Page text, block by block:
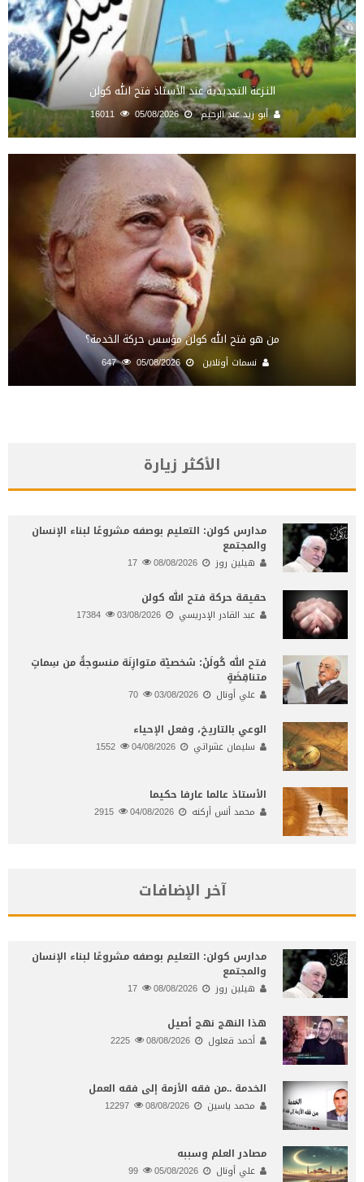
النـزعة التجديدية عند الأستاذ فتح الله كولن
أبو زيد عبد الرحيم 05/08/2026
16011
من هو فتح الله كولن مؤسس حركة الخدمة؟
نسمات أونلاين 05/08/2026
647
الأكثر زيارة
مدارس كولن: التعليم بوصفه مشروعًا لبناء الإنسان
والمجتمع
هيلين روز 08/08/2026
حقيقة حركة فتح الله كولن
عبد القادر الإدريسي 03/08/2026
فتح الله كُولَنْ: شخصيّة متوازِنَة منسوجةٌ من سِماتٍ
متناقِضَةٍ
علي أونال 03/08/2026
الوعي بالتاريخ، وفعل الإحياء
سليمان عشراتي 04/08/2026
الأستاذ عالما عارفا حكيما
محمد أنس أركنه 04/08/2026
آخر الإضافات
مدارس كولن: التعليم بوصفه مشروعًا لبناء الإنسان
والمجتمع
هيلين روز 08/08/2026
هذا النهج نهج أصيل
أحمد قعلول 08/08/2026
الخدمة ..من فقه الأزمة إلى فقه العمل
محمد ياسين 08/08/2026
مصادر العلم وسببه
علي أونال 05/08/2026